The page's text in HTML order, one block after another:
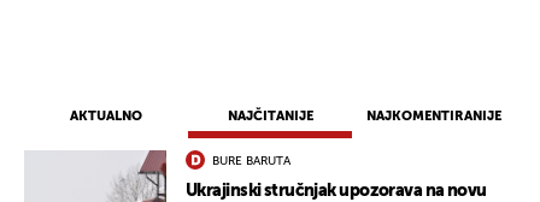
AKTUALNO NAJČITANIJE NAJKOMENTIRANIJE
BURE BARUTA
Ukrajinski stručnjak upozorava na novu